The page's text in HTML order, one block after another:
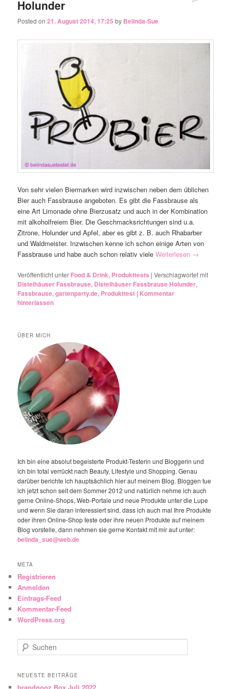
Holunder
Posted on21. August 2014, 17:25 by Belinda-Sue
Von sehr vielen Biermarken wird inzwischen neben dem üblichen
Bier auch Fassbrause angeboten. Es gibt die Fassbrause als
eine Art Limonade ohne Bierzusatz und auch in der Kombination
mit alkoholfreiem Bier. Die Geschmacksrichtungen sind u.a.
Zitrone, Holunder und Apfel, aber es gibt z. B. auch Rhabarber
und Waldmeister. Inzwischen kenne ich schon einige Arten von
Fassbrause und habe auch schon relativ vieleWeiterlesen →
Veröffentlicht unter Food & Drink, Produkttests |Verschlagwortet mit
Distelhäuser Fassbrause, Distelhäuser Fassbrause Holunder,
Fassbrause,gartenparty.de, Produkttest | Kommentar
hinterlassen
ÜBER MICH
Ich bin eine absolut begeisterte Produkt-Testerin und Bloggerin und
ich bin total verrückt nach Beauty, Lifestyle und Shopping. Genau
darüber berichte ich hauptsächlich hier auf meinem Blog. Bloggen tue
ich jetzt schon seit dem Sommer 2012 und natürlich nehme ich auch
gerne Online-Shops, Web-Portale und neue Produkte unter die Lupe
und wenn Sie daran interessiert sind, dass ich auch mal Ihre Produkte
oder ihren Online-Shop teste oder ihre neuen Produkte auf meinem
Blog vorstelle, dann nehmen sie gerne Kontakt mit mir auf unter:
belinda_sue@web.de
META
Registrieren
Anmelden
Eintrags-Feed
Kommentar-Feed
WordPress.org
Suchen
NEUESTE BEITRÄGE